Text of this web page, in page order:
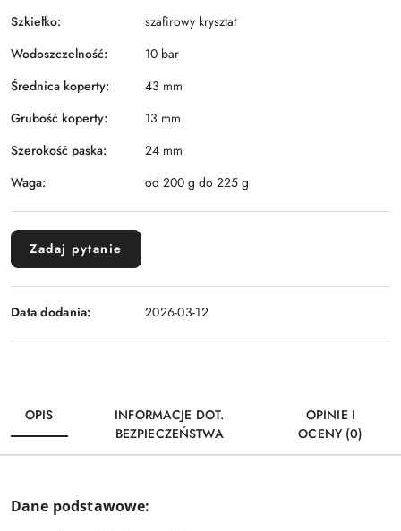
Szkiełko:
szafirowy kryształ
Wodoszczelność:
10 bar
Średnica koperty:
43 mm
Grubość koperty:
13 mm
Szerokość paska:
24 mm
Waga:
od 200 g do 225 g
Zadaj pytanie
Data dodania: 2026-03-12
OPIS
INFORMACJE DOT.
BEZPIECZEŃSTWA
OPINIE I
OCENY (0)
Dane podstawowe: